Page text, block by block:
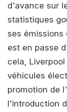
d'avance sur
statistiques
ses émissions
est en passe
cela,
véhicules
promotion de
l'introduction